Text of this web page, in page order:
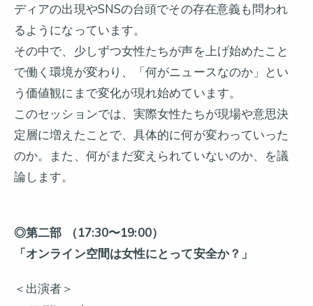
ディアの出現やSNSの台頭でその存在意義も問われ
るようになっています。
その中で、少しずつ女性たちが声を上げ始めたこと
で働く環境が変わり、「何がニュースなのか」とい
う価値観にまで変化が現れ始めています。
このセッションでは、実際女性たちが現場や意思決
定層に増えたことで、具体的に何が変わっていった
のか。また、何がまだ変えられていないのか、を議
論します。
◎第二部 （17:30〜19:00）
「オンライン空間は女性にとって安全か？」
＜出演者＞